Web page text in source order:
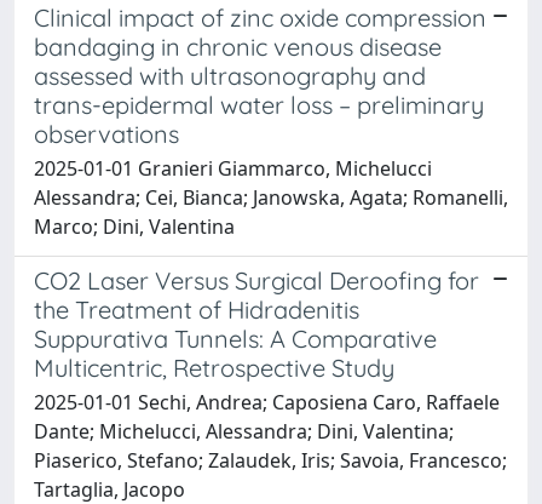
Clinical impact of zinc oxide compression
bandaging in chronic venous disease
assessed with ultrasonography and
trans-epidermal water loss – preliminary
observations
2025-01-01 Granieri Giammarco, Michelucci
Alessandra; Cei, Bianca; Janowska, Agata; Romanelli,
Marco; Dini, Valentina
CO2 Laser Versus Surgical Deroofing for
the Treatment of Hidradenitis
Suppurativa Tunnels: A Comparative
Multicentric, Retrospective Study
2025-01-01 Sechi, Andrea; Caposiena Caro, Raffaele
Dante; Michelucci, Alessandra; Dini, Valentina;
Piaserico, Stefano; Zalaudek, Iris; Savoia, Francesco;
Tartaglia, Jacopo